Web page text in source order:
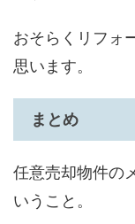
おそらくリフォ
思います。
まとめ
任意売却物件の
いうこと。